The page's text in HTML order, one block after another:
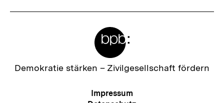
Zur
Demokratie stärken – Zivilgesellschaft fördern
Meta-
Impressum